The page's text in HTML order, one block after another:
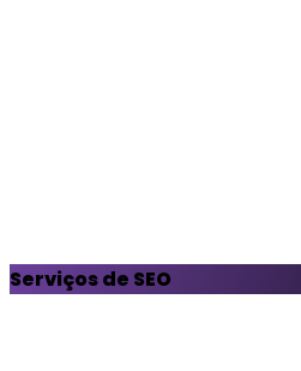
Serviços de SEO